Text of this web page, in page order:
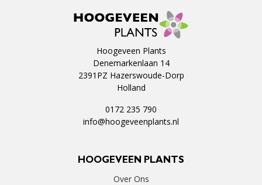
Hoogeveen Plants
Denemarkenlaan 14
2391PZ Hazerswoude-Dorp
Holland
0172 235 790
info@hoogeveenplants.nl
HOOGEVEEN PLANTS
Over Ons